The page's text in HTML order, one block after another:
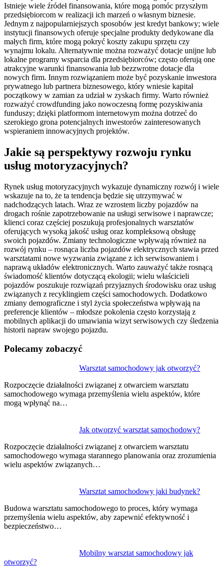
Istnieje wiele źródeł finansowania, które mogą pomóc przyszłym
przedsiębiorcom w realizacji ich marzeń o własnym biznesie.
Jednym z najpopularniejszych sposobów jest kredyt bankowy; wiele
instytucji finansowych oferuje specjalne produkty dedykowane dla
małych firm, które mogą pokryć koszty zakupu sprzętu czy
wynajmu lokalu. Alternatywnie można rozważyć dotacje unijne lub
lokalne programy wsparcia dla przedsiębiorców; często oferują one
atrakcyjne warunki finansowania lub bezzwrotne dotacje dla
nowych firm. Innym rozwiązaniem może być pozyskanie inwestora
prywatnego lub partnera biznesowego, który wniesie kapitał
początkowy w zamian za udział w zyskach firmy. Warto również
rozważyć crowdfunding jako nowoczesną formę pozyskiwania
funduszy; dzięki platformom internetowym można dotrzeć do
szerokiego grona potencjalnych inwestorów zainteresowanych
wspieraniem innowacyjnych projektów.
Jakie są perspektywy rozwoju rynku
usług motoryzacyjnych?
Rynek usług motoryzacyjnych wykazuje dynamiczny rozwój i wiele
wskazuje na to, że ta tendencja będzie się utrzymywać w
nadchodzących latach. Wraz ze wzrostem liczby pojazdów na
drogach rośnie zapotrzebowanie na usługi serwisowe i naprawcze;
klienci coraz częściej poszukują profesjonalnych warsztatów
oferujących wysoką jakość usług oraz kompleksową obsługę
swoich pojazdów. Zmiany technologiczne wpływają również na
rozwój rynku – rosnąca liczba pojazdów elektrycznych stawia przed
warsztatami nowe wyzwania związane z ich serwisowaniem i
naprawą układów elektronicznych. Warto zauważyć także rosnącą
świadomość klientów dotyczącą ekologii; wielu właścicieli
pojazdów poszukuje rozwiązań przyjaznych środowisku oraz usług
związanych z recyklingiem części samochodowych. Dodatkowo
zmiany demograficzne i styl życia społeczeństwa wpływają na
preferencje klientów – młodsze pokolenia często korzystają z
mobilnych aplikacji do umawiania wizyt serwisowych czy śledzenia
historii napraw swojego pojazdu.
Polecamy zobaczyć
Warsztat samochodowy jak otworzyć?
Rozpoczęcie działalności związanej z otwarciem warsztatu
samochodowego wymaga przemyślenia wielu aspektów, które
mogą wpłynąć na…
Jak otworzyć warsztat samochodowy?
Rozpoczęcie działalności związanej z otwarciem warsztatu
samochodowego wymaga starannego planowania oraz zrozumienia
wielu aspektów związanych…
Warsztat samochodowy jaki budynek?
Budowa warsztatu samochodowego to proces, który wymaga
przemyślenia wielu aspektów, aby zapewnić efektywność i
bezpieczeństwo…
Mobilny warsztat samochodowy jak
otworzyć?
wpisu